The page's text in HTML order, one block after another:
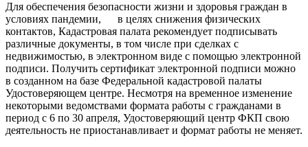
Для обеспечения безопасности жизни и здоровья граждан в
условиях пандемии, в целях снижения физических
контактов, Кадастровая палата рекомендует подписывать
различные документы, в том числе при сделках с
недвижимостью, в электронном виде с помощью электронной
подписи. Получить сертификат электронной подписи можно
в созданном на базе Федеральной кадастровой палаты
Удостоверяющем центре. Несмотря на временное изменение
некоторыми ведомствами формата работы с гражданами в
период с 6 по 30 апреля, Удостоверяющий центр ФКП свою
деятельность не приостанавливает и формат работы не меняет.